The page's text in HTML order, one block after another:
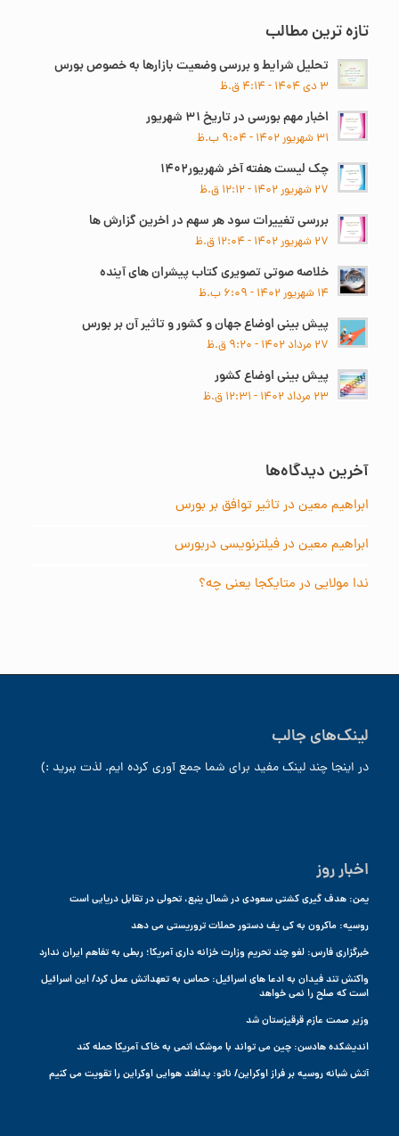
تازه ترین مطالب
تحلیل شرایط و بررسی وضعیت بازارها به خصوص بورس
۳ دی ۱۴۰۴ - ۴:۱۴ ق.ظ
اخبار مهم بورسی در تاریخ ۳۱ شهریور
۳۱ شهریور ۱۴۰۲ - ۹:۰۴ ب.ظ
چک لیست هفته آخر شهریور۱۴۰۲
۲۷ شهریور ۱۴۰۲ - ۱۲:۱۲ ق.ظ
بررسی تغییرات سود هر سهم در اخرین گزارش ها
۲۷ شهریور ۱۴۰۲ - ۱۲:۰۴ ق.ظ
خلاصه صوتی تصویری کتاب پیشران های آینده
۱۴ شهریور ۱۴۰۲ - ۶:۰۹ ب.ظ
پیش بینی اوضاع جهان و کشور و تاثیر آن بر بورس
۲۷ مرداد ۱۴۰۲ - ۹:۲۰ ق.ظ
پیش بینی اوضاع کشور
۲۳ مرداد ۱۴۰۲ - ۱۲:۳۱ ق.ظ
آخرین دیدگاه‌ها
ابراهیم معیندرتاثیر توافق بر بورس
ابراهیم معیندرفیلترنویسی دربورس
ندا مولاییدر متایکجا یعنی چه؟
لینک‌های جالب
در اینجا چند لینک مفید برای شما جمع آوری کرده ایم. لذت ببرید :)
اخبار روز
یمن: هدف گیری کشتی سعودی در شمال ینبع، تحولی در تقابل دریایی است
روسیه: ماکرون به کی یف دستور حملات تروریستی می دهد
خبرگزاری فارس: لغو چند تحریم وزارت خزانه داری آمریکا؛ ربطی به تفاهم ایران ندارد
واکنش تند فیدان به ادعا های اسرائیل: حماس به تعهداتش عمل کرد/ این اسرائیل
است که صلح را نمی خواهد
وزیر صمت عازم قرقیزستان شد
اندیشکده هادسن: چین می تواند با موشک اتمی به خاک آمریکا حمله کند
آتش شبانه روسیه بر فراز اوکراین/ ناتو: پدافند هوایی اوکراین را تقویت می کنیم